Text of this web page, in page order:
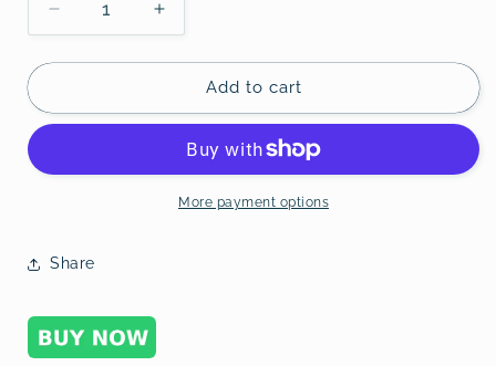
Decrease
quantity
for
Trading
Gráfico
3
Increase
quantity
for
Swing
Trading
Gráfico
de
Add to cart
More payment options
Share